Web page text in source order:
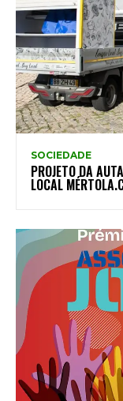
SOCIEDADE
PROJETO DA
LOCAL